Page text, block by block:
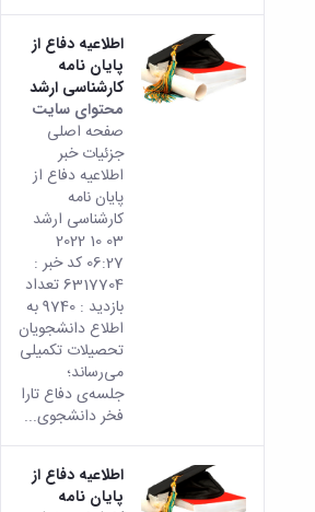
اطلاعیه دفاع از
پایان نامه
کارشناسی ارشد
محتوای سایت
صفحه اصلی
جزئیات خبر
اطلاعیه دفاع از
پایان نامه
کارشناسی ارشد
03 10 2022
06:27 کد خبر :
6317704 تعداد
بازدید : 9740 به
اطلاع دانشجویان
تحصیلات تکمیلی
می­‌رساند؛
جلسه‌ی‌ دفاع تارا
فخر دانشجوی...
اطلاعیه دفاع از
پایان نامه